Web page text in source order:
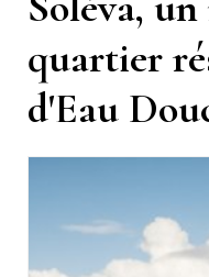
quartier
d'Eau